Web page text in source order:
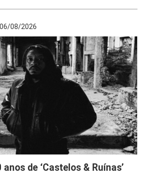
08/2026
anos de ‘Castelos & Ruínas’